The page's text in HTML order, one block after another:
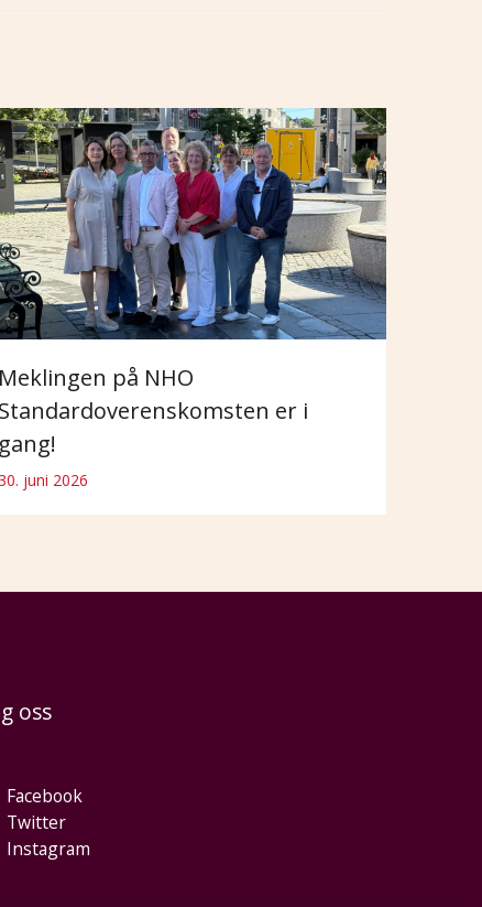
Meklingen på NHO
Standardoverenskomsten er i
gang!
juni 2026
oss
Facebook
Twitter
Instagram